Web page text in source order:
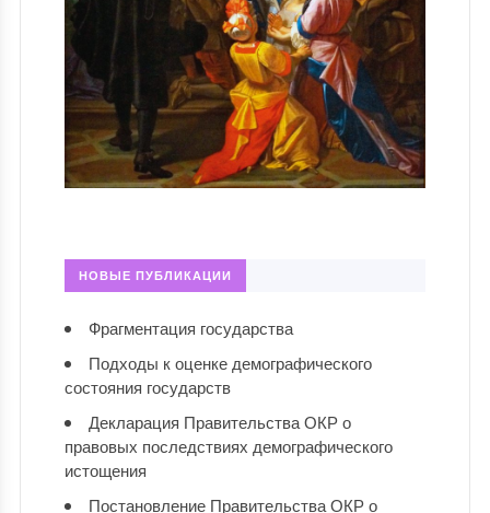
НОВЫЕ ПУБЛИКАЦИИ
Фрагментация государства
Подходы к оценке демографического
состояния государств
Декларация Правительства ОКР о
правовых последствиях демографического
истощения
Постановление Правительства ОКР о